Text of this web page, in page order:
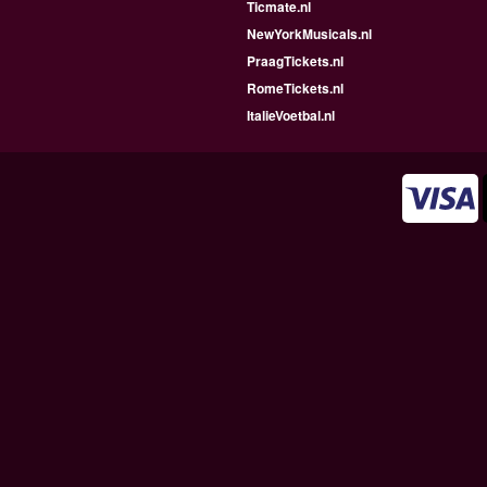
Ticmate.nl
NewYorkMusicals.nl
PraagTickets.nl
RomeTickets.nl
ItalieVoetbal.nl